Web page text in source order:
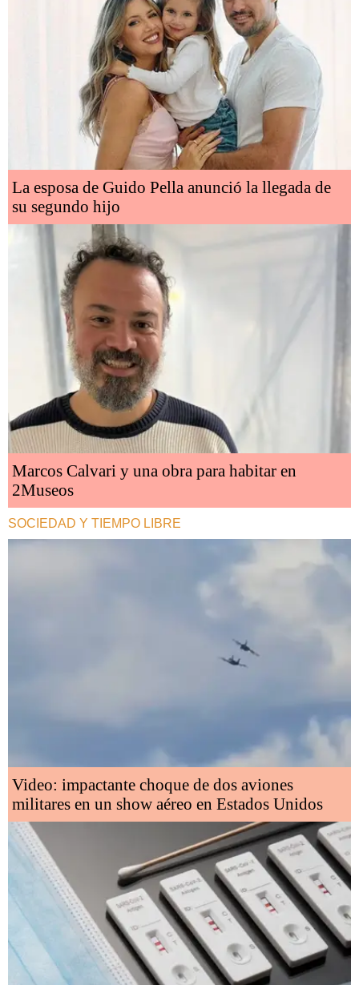
La esposa de Guido Pella anunció la llegada de
su segundo hijo
Marcos Calvari y una obra para habitar en
2Museos
SOCIEDAD Y TIEMPO LIBRE
Video: impactante choque de dos aviones
militares en un show aéreo en Estados Unidos